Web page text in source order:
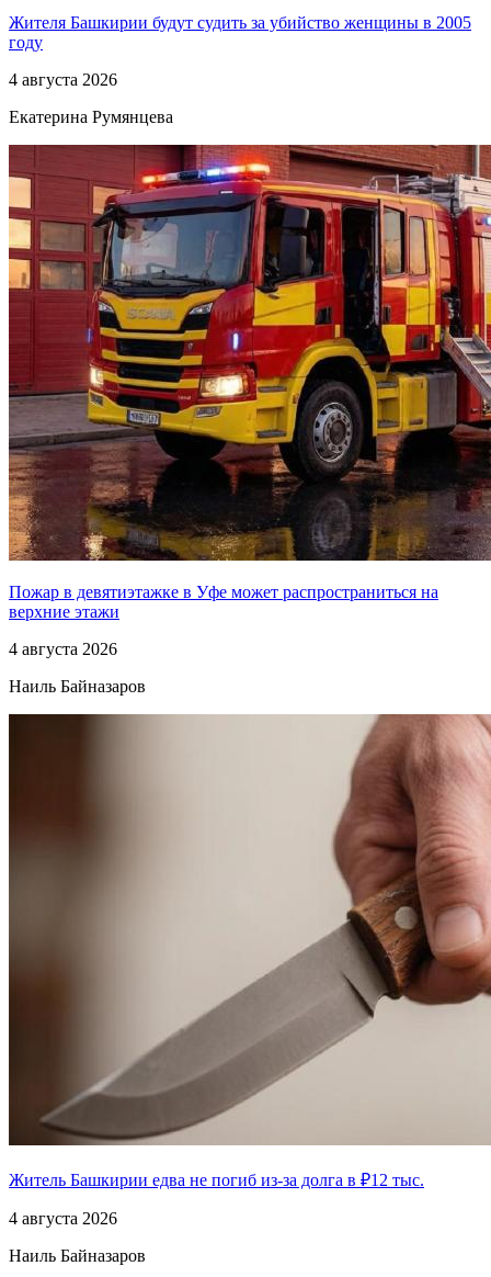
Жителя Башкирии будут судить за убийство женщины в 2005
году
4 августа 2026
Екатерина Румянцева
Пожар в девятиэтажке в Уфе может распространиться на
верхние этажи
4 августа 2026
Наиль Байназаров
Житель Башкирии едва не погиб из-за долга в ₽12 тыс.
4 августа 2026
Наиль Байназаров